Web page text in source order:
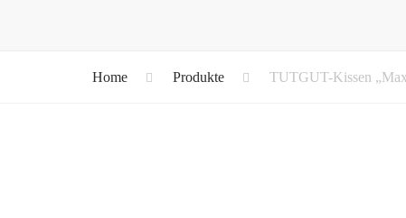
Home Produkte TUTGUT-Kissen